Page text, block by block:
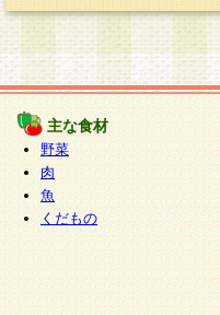
主な食材
野菜
肉
魚
くだもの